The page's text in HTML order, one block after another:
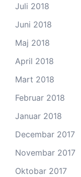
Juli 2018
Juni 2018
Maj 2018
April 2018
Mart 2018
Februar 2018
Januar 2018
Decembar 2017
Novembar 2017
Oktobar 2017